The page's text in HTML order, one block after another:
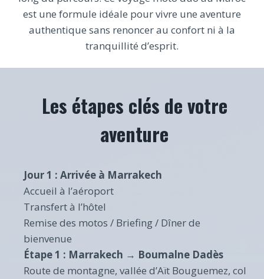
est une formule idéale pour vivre une aventure
authentique sans renoncer au confort ni à la
tranquillité d’esprit.
Les étapes clés de votre
aventure
Jour 1 : Arrivée à Marrakech
Accueil à l’aéroport
Transfert à l’hôtel
Remise des motos / Briefing / Dîner de
bienvenue
Étape 1 : Marrakech → Boumalne Dadès
Route de montagne, vallée d’Aït Bouguemez, col